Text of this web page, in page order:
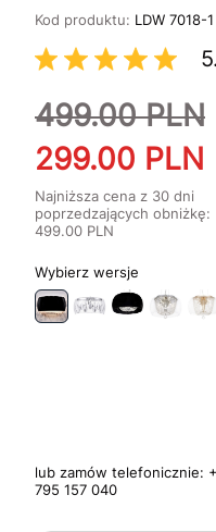
Kod produktu: LDW 7018-
499.00PLN
299.00 PLN
Najniższa cena z 30 dni
poprzedzających obniżkę:
499.00 PLN
wersje
lub zamów telefonicznie:
795 157 040